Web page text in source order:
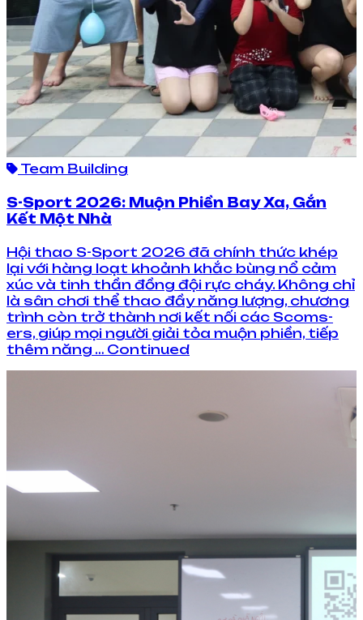
Team Building
S-Sport 2026: Muộn Phiền Bay Xa, Gắn
Kết Một Nhà
Hội thao S-Sport 2026 đã chính thức khép
lại với hàng loạt khoảnh khắc bùng nổ cảm
xúc và tinh thần đồng đội rực cháy. Không chỉ
là sân chơi thể thao đầy năng lượng, chương
trình còn trở thành nơi kết nối các Scoms-
ers, giúp mọi người giải tỏa muộn phiền, tiếp
thêm năng … Continued